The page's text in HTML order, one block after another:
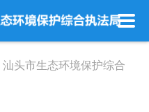
汕头市生态环境保护综合